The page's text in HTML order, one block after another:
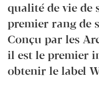
qualité de vie de
premier rang de
Conçu par les
il est le premier
obtenir le label